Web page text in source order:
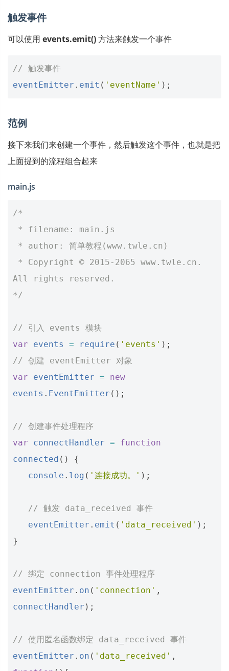
触发事件
可以使用 events.emit()方法来触发一个事件
// 触发事件
eventEmitter . emit ( 'eventName' );
范例
接下来我们来创建一个事件，然后触发这个事件，也就是把
上面提到的流程组合起来
main.js
/*
* filename: main.js
* author: 简单教程(www.twle.cn)
All rights reserved.
*/
// 引入 events 模块
var
events = require ( 'events' );
// 创建 eventEmitter 对象
var
eventEmitter =
new
events . EventEmitter ();
// 创建事件处理程序
var
connectHandler =
function
connected ()
{
console . log ( '连接成功。' );
// 触发 data_received 事件
eventEmitter . emit ( 'data_received' );
}
// 绑定 connection 事件处理程序
eventEmitter . on ( 'connection' ,
connectHandler );
// 使用匿名函数绑定 data_received 事件
eventEmitter . on ( 'data_received' ,